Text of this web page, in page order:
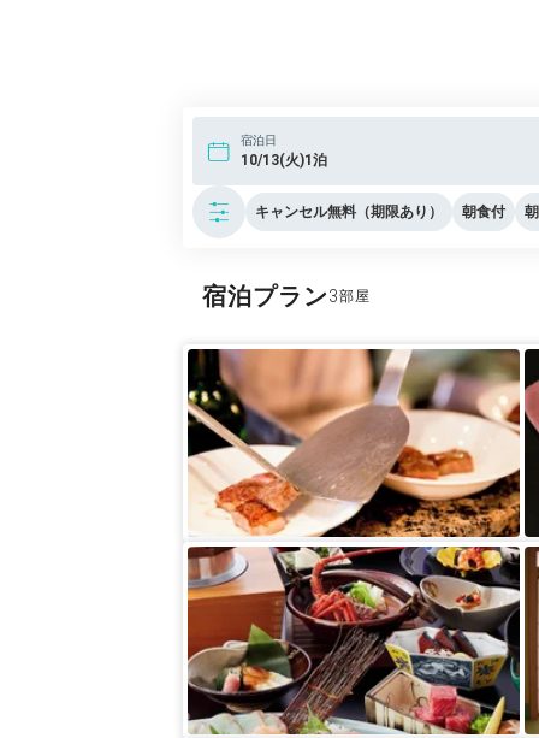
宿泊日
10/13(火)1泊
キャンセル無料（期限あり） 朝食付
宿泊プラン3